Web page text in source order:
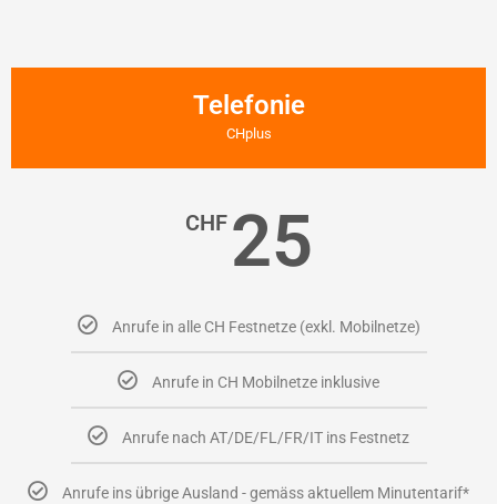
Telefonie
CHplus
CHF 25
Anrufe in alle CH Festnetze (exkl. Mobilnetze)
Anrufe in CH Mobilnetze inklusive
Anrufe nach AT/DE/FL/FR/IT ins Festnetz
Anrufe ins übrige Ausland - gemäss aktuellem Minutentarif*